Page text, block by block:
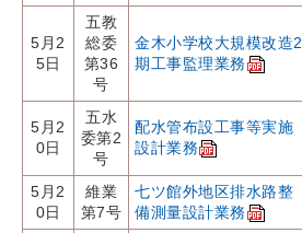
5月2
5日
五教
総委
第36
号
金木小学校大規模改造2
期工事監理業務
5月2
0日
五水
委第2
号
配水管布設工事等実施
設計業務
5月2
0日
維業
第7号
七ツ館外地区排水路整
備測量設計業務